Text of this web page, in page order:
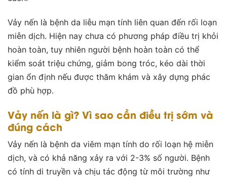
Vảy nến là bệnh da liễu mạn tính liên quan đến rối loạn
miễn dịch. Hiện nay chưa có phương pháp điều trị khỏi
hoàn toàn, tuy nhiên người bệnh hoàn toàn có thể
kiểm soát triệu chứng, giảm bong tróc, kéo dài thời
gian ổn định nếu được thăm khám và xây dựng phác
đồ phù hợp.
Vảy nến là gì? Vì sao cần điều trị sớm và
đúng cách
Vảy nến là bệnh da viêm mạn tính do rối loạn hệ miễn
dịch, và có khả năng xảy ra với 2-3% số người. Bệnh
có tính di truyền và chịu tác động từ môi trường như